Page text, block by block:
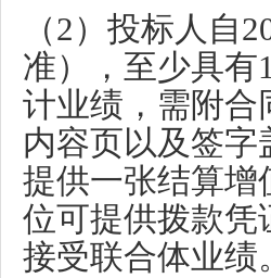
（2 ）投标人自
准），至少具有
计业绩，需附合
内容页以及签
提供一张结算增
位可提供拨款凭
接受联合体业绩